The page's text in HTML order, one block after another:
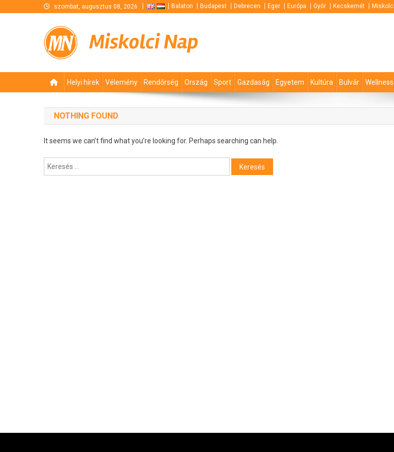
szombat, augusztus 08, 2026 Balaton Budapest Debrecen Eger Európa Győr Kecskemét Miskolc
Miskolci Nap
Helyi hírek Vélemény Rendőrség Ország Sport Gazdaság Egyetem Kultúra Bulvár Wellness
NOTHING FOUND
It seems we can’t find what you’re looking for. Perhaps searching can help.
Keresés: